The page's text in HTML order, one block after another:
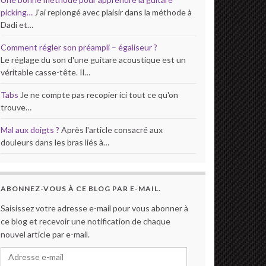
picking… J'ai replongé avec plaisir dans la méthode à
Dadi et…
Comment régler son préampli – égaliseur ?
Le réglage du son d'une guitare acoustique est un
véritable casse-tête. Il…
Tabs Je ne compte pas recopier ici tout ce qu'on
trouve…
Mal aux doigts ? Après l'article consacré aux
douleurs dans les bras liés à…
ABONNEZ-VOUS À CE BLOG PAR E-MAIL.
Saisissez votre adresse e-mail pour vous abonner à
ce blog et recevoir une notification de chaque
nouvel article par e-mail.
Adresse e-mail